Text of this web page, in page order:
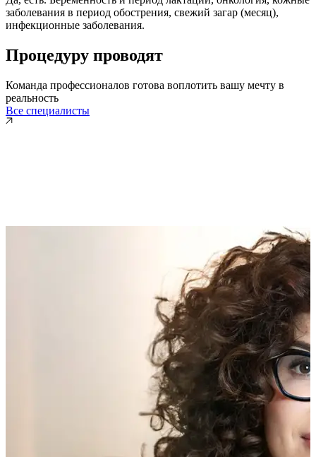
заболевания в период обострения, свежий загар (месяц),
инфекционные заболевания.
Процедуру проводят
Команда профессионалов готова воплотить вашу мечту в
реальность
Все специалисты